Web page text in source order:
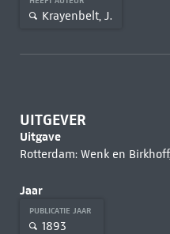
Krayenbelt, J.
UITGEVER
Uitgave
Rotterdam: Wenk en
Jaar
PUBLICATIE JAAR
1893